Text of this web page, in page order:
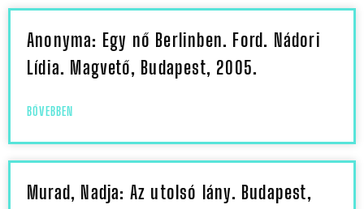
Anonyma: Egy nő Berlinben. Ford. Nádori
Lídia. Magvető, Budapest, 2005.
BŐVEBBEN
Murad, Nadja: Az utolsó lány. Budapest,